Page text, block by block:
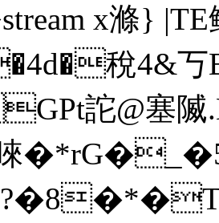
x滌}
稅4&丂B
詑@塞隇